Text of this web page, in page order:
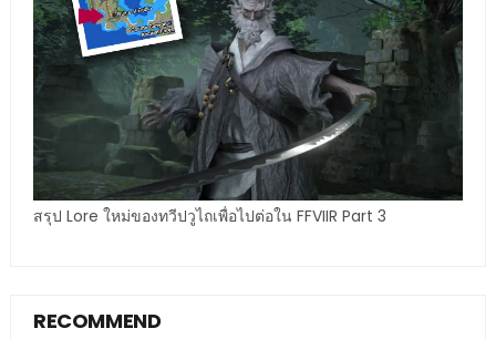
สรุป Lore ใหม่ของทวีปวูไถเพื่อไปต่อใน FFVIIR Part 3
RECOMMEND